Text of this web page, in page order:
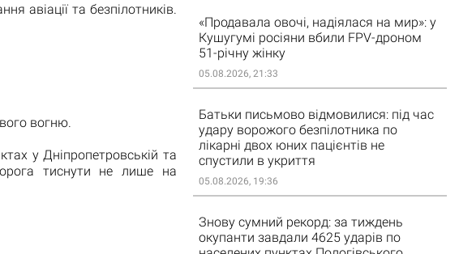
авіації та безпілотників.
вогню.
у Дніпропетровській та
тиснути не лише на
«Продавала овочі, надіялася на мир»: у
Кушугумі росіяни вбили FPV-дроном
51-річну жінку
05.08.2026, 21:33
Батьки письмово відмовилися: під час
удару ворожого безпілотника по
лікарні двох юних пацієнтів не
спустили в укриття
05.08.2026, 19:36
Знову сумний рекорд: за тиждень
окупанти завдали 4625 ударів по